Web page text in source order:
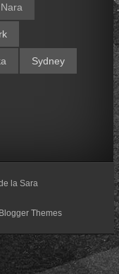
Nara
Sydney
la Sara
Themes